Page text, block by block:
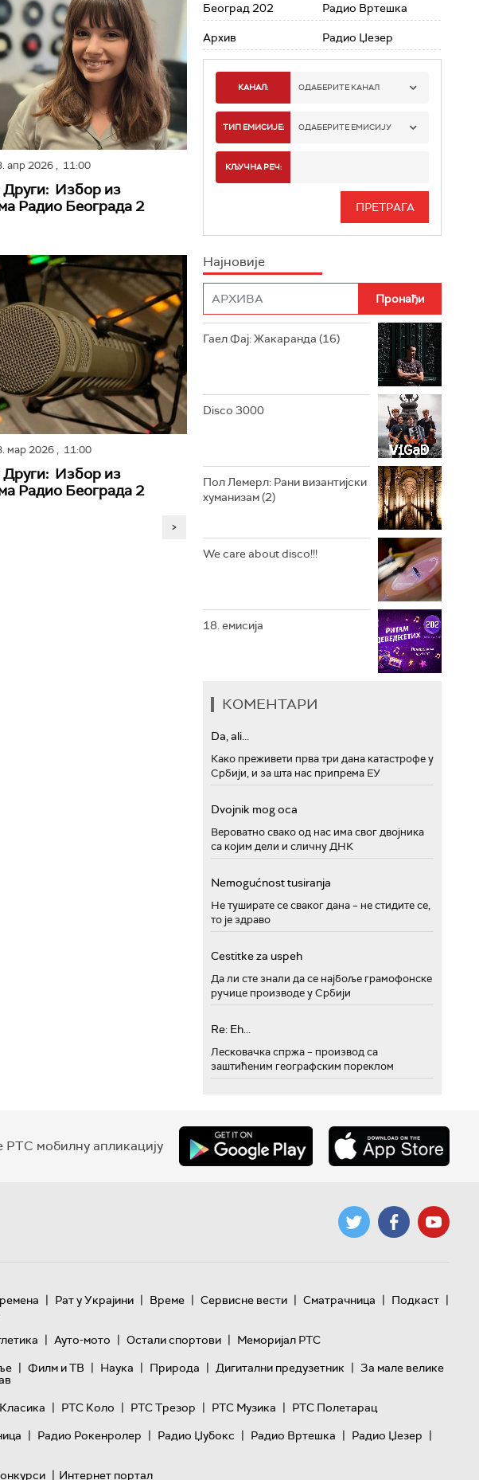
апр 2026, 11:00
Други: Избор из
Радио Београда 2
мар 2026, 11:00
Други: Избор из
Радио Београда 2
>
Београд 202
Архив
Радио Вртешка
Радио Џезер
КАНАЛ: ОДАБЕРИТЕ КАНАЛ
РАДИО БЕОГРАД 1
РАДИО БЕОГРАД 3
РАДИО РОКЕНРОЛЕР
РАДИО ЏУБОКС
РАДИО ВРТЕШКА
РАДИО ЏЕЗЕР
ТИП ЕМИСИЈЕ: ОДАБЕРИТЕ ЕМИСИЈУ
ИНФО
КЉУЧНА РЕЧ:
Најновије
Гаел Фај: Жакаранда (16)
Disco 3000
Пол Лемерл: Рани византијски
хуманизам (2)
We care about disco!!!
18. емисија
КОМЕНТАРИ
Da, ali...
Како преживети прва три дана катастрофе у
Србији, и за шта нас припрема ЕУ
Dvojnik mog oca
Вероватно свако од нас има свог двојника
са којим дели и сличну ДНК
Nemogućnost tusiranja
Не туширате се сваког дана – не стидите се,
то је здраво
Cestitke za uspeh
Да ли сте знали да се најбоље грамофонске
ручице производе у Србији
Re: Eh...
Лесковачка спржа – производ са
заштићеним географским пореклом
РТС мобилну апликацију
| Рат у Украјини | Време | Сервисне вести | Сматрачница | Подкаст |
| Ауто-мото | Остали спортови | Меморијал РТС
| Филм и ТВ | Наука | Природа | Дигитални предузетник | За мале велике
| РТС Коло | РТС Трезор | РТС Музика | РТС Полетарац
| Радио Рокенролер | Радио Џубокс | Радио Вртешка | Радио Џезер |
| Интернет портал